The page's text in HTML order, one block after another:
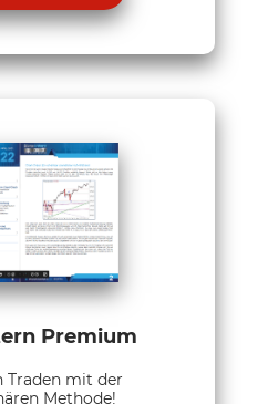
Premium
Traden mit der
Methode!